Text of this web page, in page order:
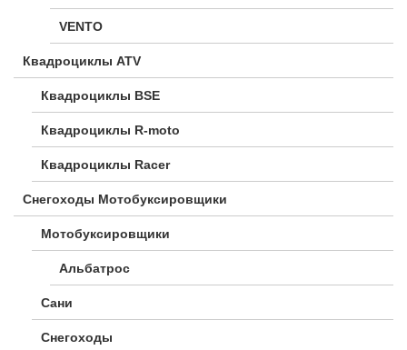
VENTO
Квадроциклы ATV
Квадроциклы BSE
Квадроциклы R-moto
Квадроциклы Racer
Снегоходы Мотобуксировщики
Мотобуксировщики
Альбатрос
Сани
Снегоходы